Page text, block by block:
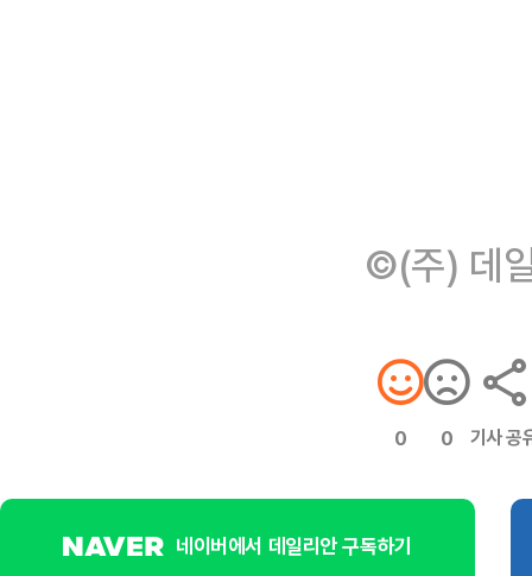
©(주) 데
0 0 기사 공
네이버에서 데일리안 구독하기